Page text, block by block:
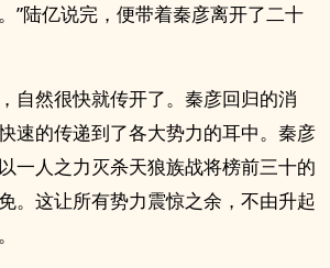
”陆亿说完，便带着秦彦离开了二十
自然很快就传开了。秦彦回归的消
速的传递到了各大势力的耳中。秦彦
一人之力灭杀天狼族战将榜前三十的
。这让所有势力震惊之余，不由升起